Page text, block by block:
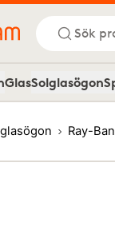
Sök
GlasSolglasögon
Ray-Ban